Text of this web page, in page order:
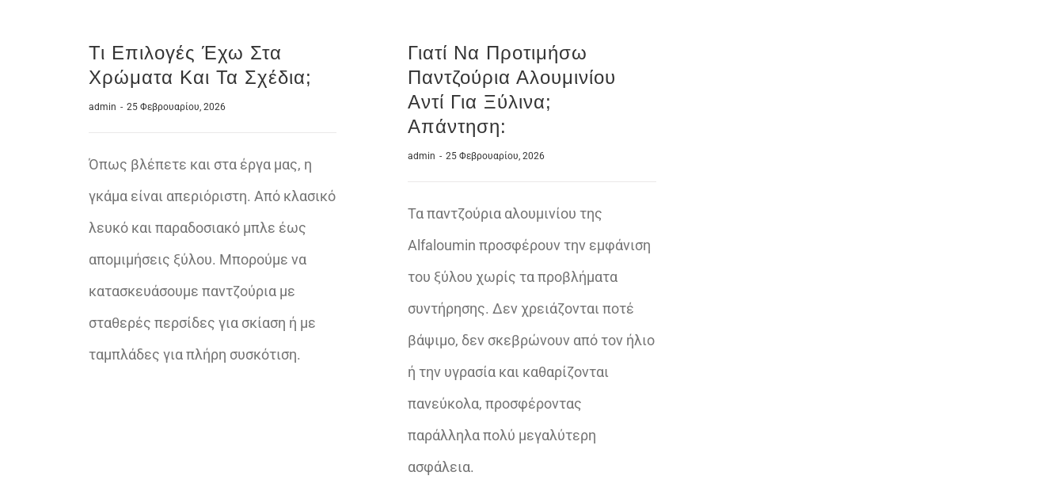
Τι Επιλογές Έχω Στα
Χρώματα Και Τα Σχέδια;
admin - 25 Φεβρουαρίου, 2026
Όπως βλέπετε και στα έργα μας, η
γκάμα είναι απεριόριστη. Από κλασικό
λευκό και παραδοσιακό μπλε έως
απομιμήσεις ξύλου. Μπορούμε να
κατασκευάσουμε παντζούρια με
σταθερές περσίδες για σκίαση ή με
ταμπλάδες για πλήρη συσκότιση.
Γιατί Να Προτιμήσω
Παντζούρια Αλουμινίου
Αντί Για Ξύλινα;
Απάντηση:
admin - 25 Φεβρουαρίου, 2026
Τα παντζούρια αλουμινίου της
Alfaloumin προσφέρουν την εμφάνιση
του ξύλου χωρίς τα προβλήματα
συντήρησης. Δεν χρειάζονται ποτέ
βάψιμο, δεν σκεβρώνουν από τον ήλιο
ή την υγρασία και καθαρίζονται
πανεύκολα, προσφέροντας
παράλληλα πολύ μεγαλύτερη
ασφάλεια.